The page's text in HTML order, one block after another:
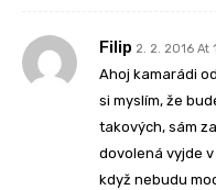
Filip 2. 2. 2016 At
Ahoj kamarádi
si myslím, že
takových, sám
dovolená vyjde
když nebudu